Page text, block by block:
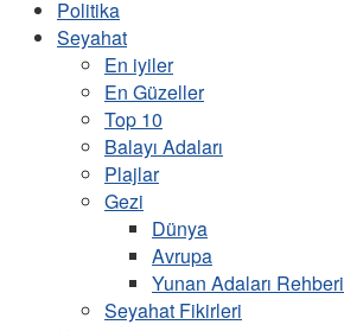
Politika
Seyahat
En iyiler
En Güzeller
Top 10
Balayı Adaları
Plajlar
Gezi
Dünya
Avrupa
Yunan Adaları Rehberi
Seyahat Fikirleri